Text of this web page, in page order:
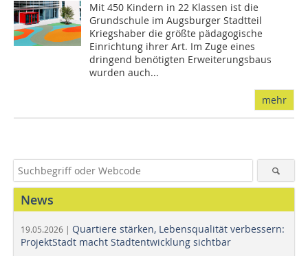
Mit 450 Kindern in 22 Klassen ist die
Grundschule im Augsburger Stadtteil
Kriegshaber die größte pädagogische
Einrichtung ihrer Art. Im Zuge eines
dringend benötigten Erweiterungsbaus
wurden auch...
mehr
News
19.05.2026 | Quartiere stärken, Lebensqualität verbessern:
ProjektStadt macht Stadtentwicklung sichtbar